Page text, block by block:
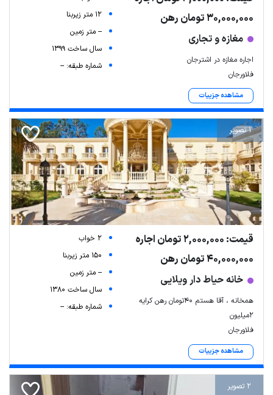
30,000,000 تومان رهن
مغازه و تجاری
اجاره مغازه در اشترجان
فلاورجان
مشاهده جزییات
12 متر زیربنا
-- متر زمین
سال ساخت 1399
شماره طبقه: --
1 تصویر
قیمت: 2,000,000 تومان اجاره
40,000,000 تومان رهن
خانه حیاط دار ویلایی
همخانه ، آقا هستم ۴۰تومان رهن کرایه
۲میلیون
فلاورجان
مشاهده جزییات
2 خواب
150 متر زیربنا
-- متر زمین
سال ساخت 1380
شماره طبقه: --
2 تصویر